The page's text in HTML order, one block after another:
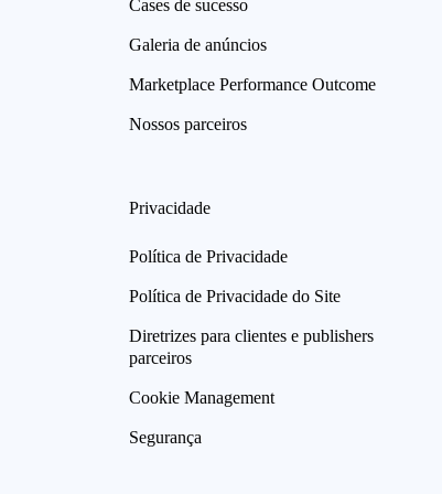
Cases de sucesso
Galeria de anúncios
Marketplace Performance Outcome
Nossos parceiros
Privacidade
Política de Privacidade
Política de Privacidade do Site
Diretrizes para clientes e publishers
parceiros
Cookie Management
Segurança